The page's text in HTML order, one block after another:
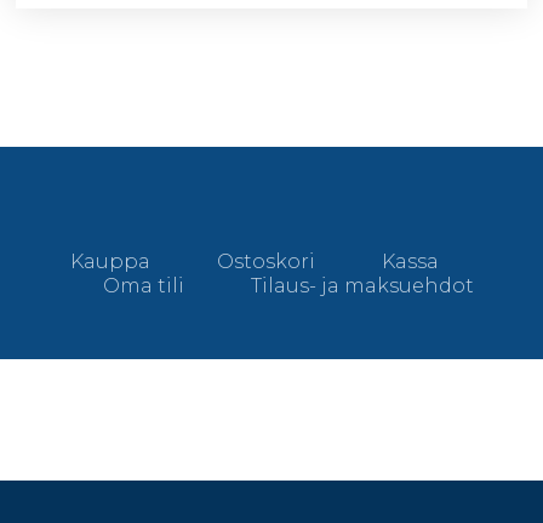
Kauppa Ostoskori
Kassa
Oma tili
Tilaus- ja maksuehdot